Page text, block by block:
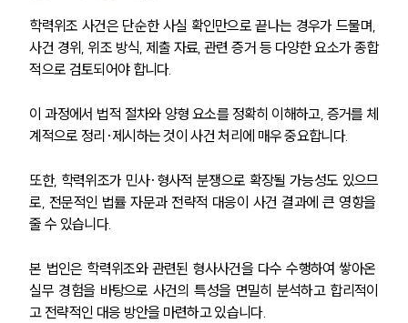
학력위조 사건은 단순한 사실 확인만으로 끝나는 경우가 드물며,
사건 경위, 위조 방식, 제출 자료, 관련 증거 등 다양한 요소가 종합
적으로 검토되어야 합니다.
이 과정에서 법적 절차와 양형 요소를 정확히 이해하고, 증거를 체
계적으로 정리·제시하는 것이 사건 처리에 매우 중요합니다.
또한, 학력위조가 민사·형사적 분쟁으로 확장될 가능성도 있으므
로, 전문적인 법률 자문과 전략적 대응이 사건 결과에 큰 영향을
줄 수 있습니다.
본 법인은 학력위조와 관련된 형사사건을 다수 수행하여 쌓아온
실무 경험을 바탕으로 사건의 특성을 면밀히 분석하고 합리적이
고 전략적인 대응 방안을 마련하고 있습니다.